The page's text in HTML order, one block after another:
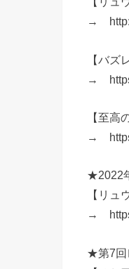
→
【バズ
→
【至高
→
★2022
【リュ
→
★第7回